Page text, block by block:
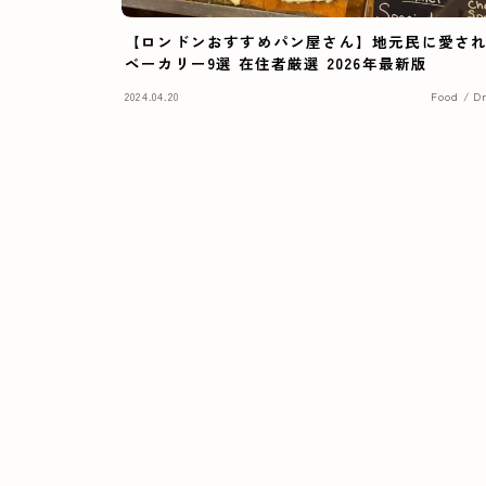
【ロンドンおすすめパン屋さん】地元民に愛さ
ベーカリー9選 在住者厳選 2026年最新版
2024.04.20 Food /